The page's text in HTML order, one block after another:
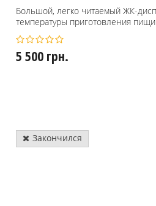
Большой, легко читаемый ЖК-
температуры приготовления
5 500 грн.
Закончился